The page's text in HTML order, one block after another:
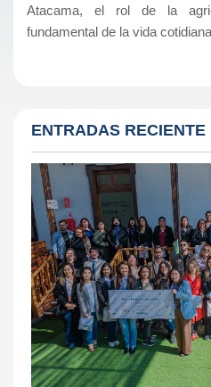
Atacama, el rol de la
fundamental de la vida
ENTRADAS RECIENTE